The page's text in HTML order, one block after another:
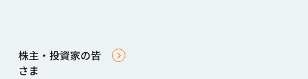
株主・投資家の皆
さま